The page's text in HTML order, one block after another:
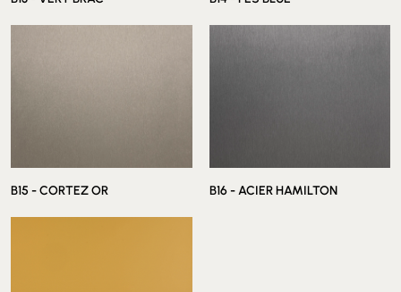
B15 - CORTEZ OR B16 - ACIER HAMILTON